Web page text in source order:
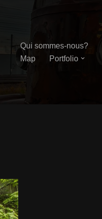
Qui sommes-nous?
Map
Portfolio